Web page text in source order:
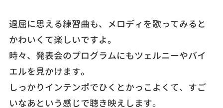
退屈に思える練習曲も、メロディを歌ってみると
かわいくて楽しいですよ。
時々、発表会のプログラムにもツェルニーやバイ
エルを見かけます。
しっかりインテンポでひくとかっこよくて、すご
いなあという感じで聴き映えします。